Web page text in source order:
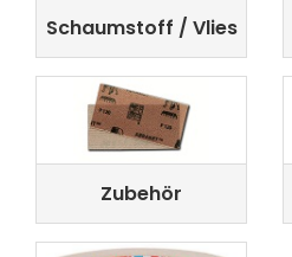
Schaumstoff / Vlies
Zubehör